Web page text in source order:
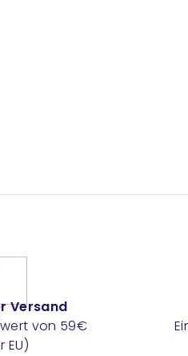
Versand
von 59€
EU)